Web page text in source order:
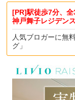
[PR]駅徒歩7分、
神戸舞子レジデンス
人気ブロガーに無
グ」